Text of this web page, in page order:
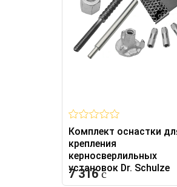
Комплект оснастки
крепления
керносверлильных
установок Dr. Schulze
7 316